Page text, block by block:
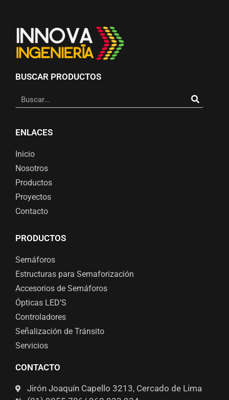
BUSCAR PRODUCTOS
ENLACES
Inicio
Nosotros
Productos
Proyectos
Contacto
PRODUCTOS
Semáforos
Estructuras para Semaforización
Accesorios de Semáforos
Ópticas LED’S
Controladores
Señalización de Tránsito
Servicios
CONTACTO
Jirón Joaquín Capello 3213, Cercado de Lima